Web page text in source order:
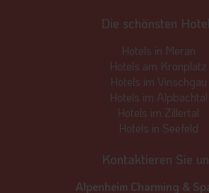
Die schönsten
Hotels in Meran
Hotels am Kronplatz
Hotels im Vinschgau
Hotels im Alpbachtal
Hotels im Zillertal
Hotels in Seefeld
Kontaktieren Sie
Alpenheim Charming &